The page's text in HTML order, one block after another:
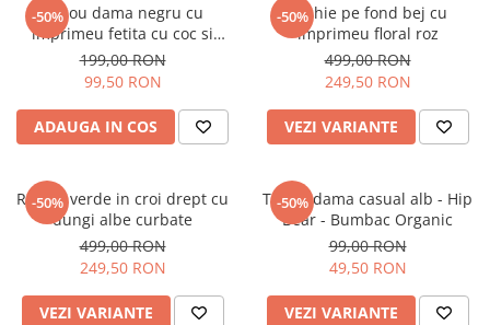
-50%
Tricou dama negru cu
imprimeu fetita cu coc si
ochelari albastrii
199,00 RON
99,50 RON
ADAUGA IN COS
-50%
Rochie pe fond bej cu
imprimeu floral roz
499,00 RON
249,50 RON
VEZI VARIANTE
-50%
Rochie verde in croi drept cu
dungi albe curbate
499,00 RON
249,50 RON
VEZI VARIANTE
-50%
Tricou dama casual alb - Hip
Bear - Bumbac Organic
99,00 RON
49,50 RON
VEZI VARIANTE